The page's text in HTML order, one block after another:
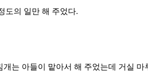
도의 일만 해 주었다.
는 아들이 맡아서 해 주었는데 거실